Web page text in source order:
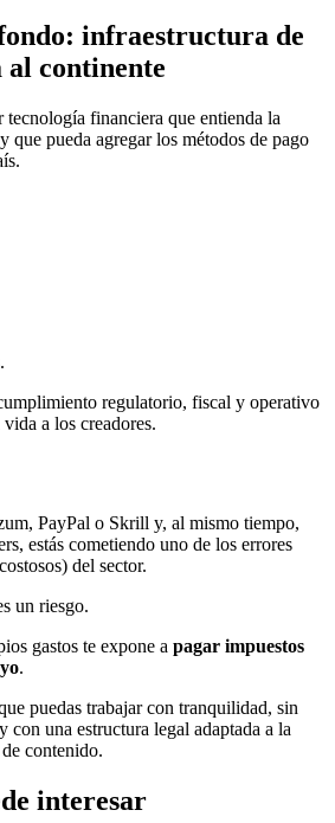
infraestructura de
al continente
tecnología financiera que entienda la
que pueda agregar los métodos de pago
regulatorio, fiscal y operativo
a los creadores.
PayPal o Skrill y, al mismo tiempo,
estás cometiendo uno de los errores
del sector.
un riesgo.
gastos te expone a pagar impuestos
.
puedas trabajar con tranquilidad, sin
con una estructura legal adaptada a la
contenido.
interesar